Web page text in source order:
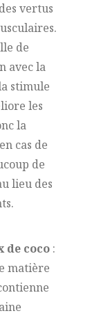
vertus
de
avec la
stimule
les
la
cas de
de
lieu des
de coco :
matière